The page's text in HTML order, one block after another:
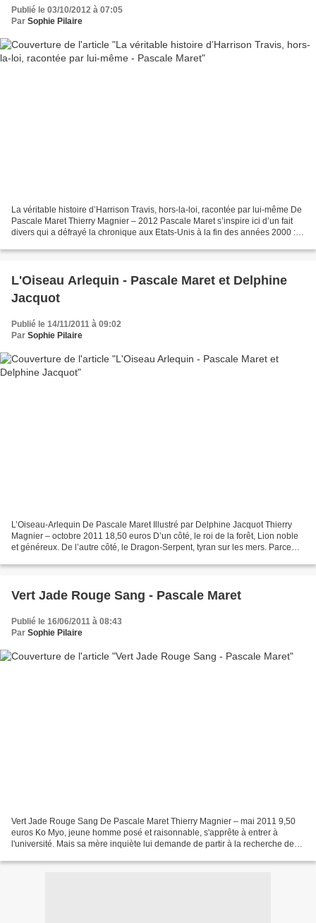
Publié le 03/10/2012 à 07:05
Par Sophie Pilaire
La véritable histoire d’Harrison Travis, hors-la-loi, racontée par lui-même De
Pascale Maret Thierry Magnier – 2012 Pascale Maret s’inspire ici d’un fait
divers qui a défrayé la chronique aux Etats-Unis à la fin des années 2000 :
L'Oiseau Arlequin - Pascale Maret et Delphine
Jacquot
Publié le 14/11/2011 à 09:02
Par Sophie Pilaire
L’Oiseau-Arlequin De Pascale Maret Illustré par Delphine Jacquot Thierry
Magnier – octobre 2011 18,50 euros D’un côté, le roi de la forêt, Lion noble
et généreux. De l’autre côté, le Dragon-Serpent, tyran sur les mers. Parce
Vert Jade Rouge Sang - Pascale Maret
Publié le 16/06/2011 à 08:43
Par Sophie Pilaire
Vert Jade Rouge Sang De Pascale Maret Thierry Magnier – mai 2011 9,50
euros Ko Myo, jeune homme posé et raisonnable, s'apprête à entrer à
l'université. Mais sa mère inquiète lui demande de partir à la recherche de